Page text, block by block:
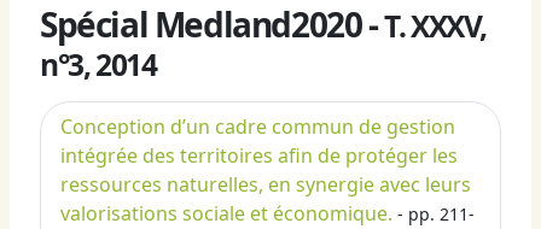
Spécial Medland2020 -T. XXXV,
n°3, 2014
Conception d’un cadre commun de gestion
intégrée des territoires afin de protéger les
ressources naturelles, en synergie avec leurs
valorisations sociale et économique. - pp. 211-